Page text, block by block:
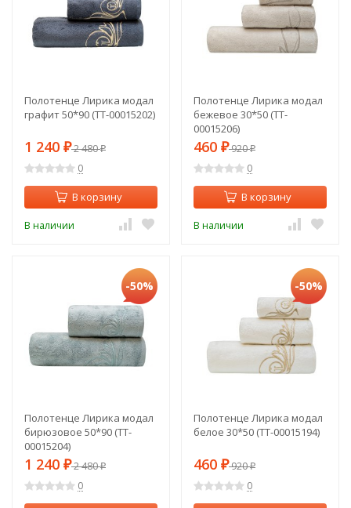
Полотенце Лирика модал
графит 50*90 (TT-00015202)
1 240 ₽2 480₽
0
В корзину
В наличии
Полотенце Лирика модал
бежевое 30*50 (TT-
00015206)
460 ₽920₽
0
В корзину
В наличии
-50%
Полотенце Лирика модал
бирюзовое 50*90 (TT-
00015204)
1 240 ₽2 480₽
0
-50%
Полотенце Лирика модал
белое 30*50 (TT-00015194)
460 ₽920₽
0